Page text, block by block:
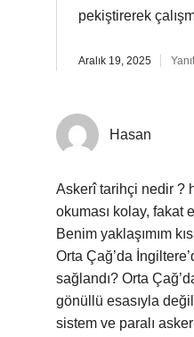
pekiştirerek
Aralık 19, 2025
Hasan
Askerî tarihçi nedir ?
okuması kolay, fakat
Benim yaklaşımım
Orta Çağ’da
sağlandı? Orta
gönüllü esasıyla
sistem ve paralı